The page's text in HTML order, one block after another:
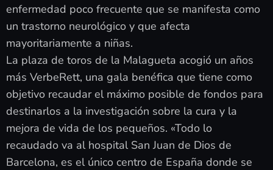
enfermedad poco frecuente que se manifesta como
un trastorno neurológico y que afecta
mayoritariamente a niñas.
La plaza de toros de la Malagueta acogió un años
más VerbeRett, una gala benéfica que tiene como
objetivo recaudar el máximo posible de fondos para
destinarlos a la investigación sobre la cura y la
mejora de vida de los pequeños. «Todo lo
recaudado va al hospital San Juan de Dios de
Barcelona, es el único centro de España donde se